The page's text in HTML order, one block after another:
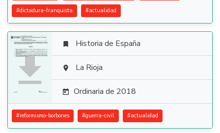
#dictadura-franquista #actualidad

 Historia de España
 La Rioja
 Ordinaria de 2018
#reformismo-borbones #guerra-civil #actualidad